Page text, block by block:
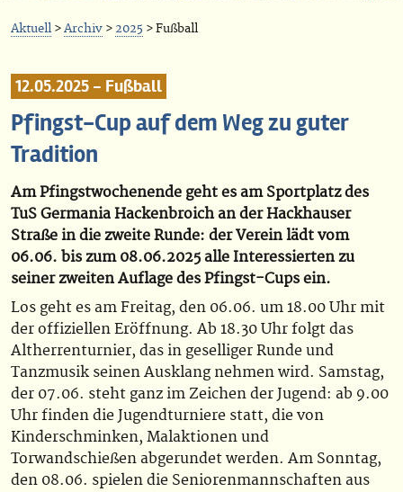
Aktuell>Archiv > 2025 > Fußball
12.05.2025 - Fußball
Pfingst-Cup auf dem Weg zu guter
Tradition
Am Pfingstwochenende geht es am Sportplatz des
TuS Germania Hackenbroich an der Hackhauser
Straße in die zweite Runde: der Verein lädt vom
06.06. bis zum 08.06.2025 alle Interessierten zu
seiner zweiten Auflage des Pfingst-Cups ein.
Los geht es am Freitag, den 06.06. um 18.00 Uhr mit
der offiziellen Eröffnung. Ab 18.30 Uhr folgt das
Altherrenturnier, das in geselliger Runde und
Tanzmusik seinen Ausklang nehmen wird. Samstag,
der 07.06. steht ganz im Zeichen der Jugend: ab 9.00
Uhr finden die Jugendturniere statt, die von
Kinderschminken, Malaktionen und
Torwandschießen abgerundet werden. Am Sonntag,
den 08.06. spielen die Seniorenmannschaften aus